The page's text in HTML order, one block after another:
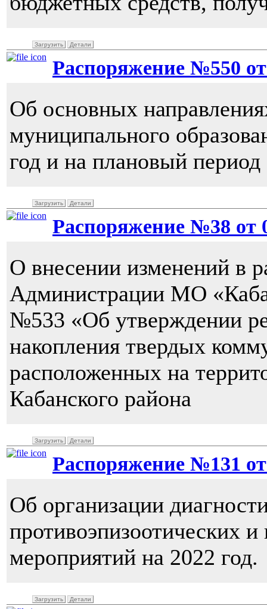
Загрузить Детали
Распоряжение №550 от
Об основных
муниципального
год и на плановый
Загрузить Детали
Распоряжение №38 от
О внесении изменений в
Администрации МО
№533 «Об утверждении
накопления твердых
расположенных на
Кабанского района
Загрузить Детали
Распоряжение №131 от
Об организации
противоэпизоотических
мероприятий на 2022 год.
Загрузить Детали